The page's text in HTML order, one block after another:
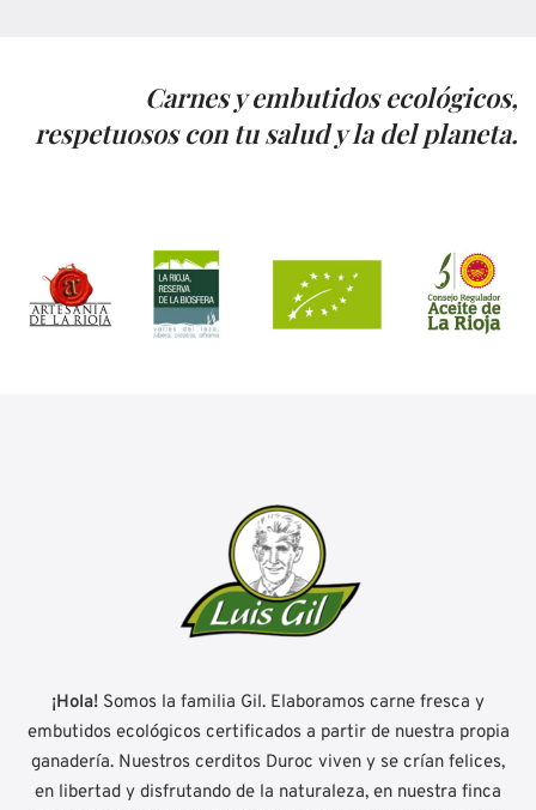
Carnes y embutidos ecológicos,
respetuosos con tu salud y la del planeta.
¡Hola! Somos la familia Gil. Elaboramos carne fresca y
embutidos ecológicos certificados a partir de nuestra propia
ganadería. Nuestros cerditos Duroc viven y se crían felices,
en libertad y disfrutando de la naturaleza, en nuestra finca